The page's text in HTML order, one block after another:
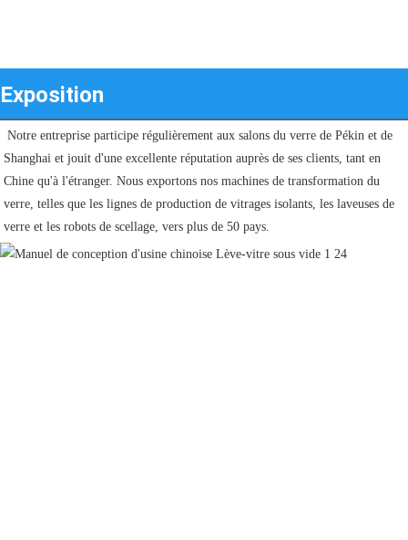
Exposition
Notre entreprise participe régulièrement aux salons du verre de Pékin et de
Shanghai et jouit d'une excellente réputation auprès de ses clients, tant en
Chine qu'à l'étranger. Nous exportons nos machines de transformation du
verre, telles que les lignes de production de vitrages isolants, les laveuses de
verre et les robots de scellage, vers plus de 50 pays.